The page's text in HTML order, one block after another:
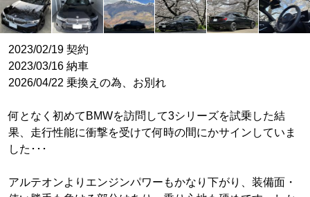
2023/02/19 契約
2023/03/16 納車
2026/04/22 乗換えの為、お別れ
何となく初めてBMWを訪問して3シリーズを試乗した結
果、走行性能に衝撃を受けて何時の間にかサインしていま
した･･･
アルテオンよりエンジンパワーもかなり下がり、装備面・